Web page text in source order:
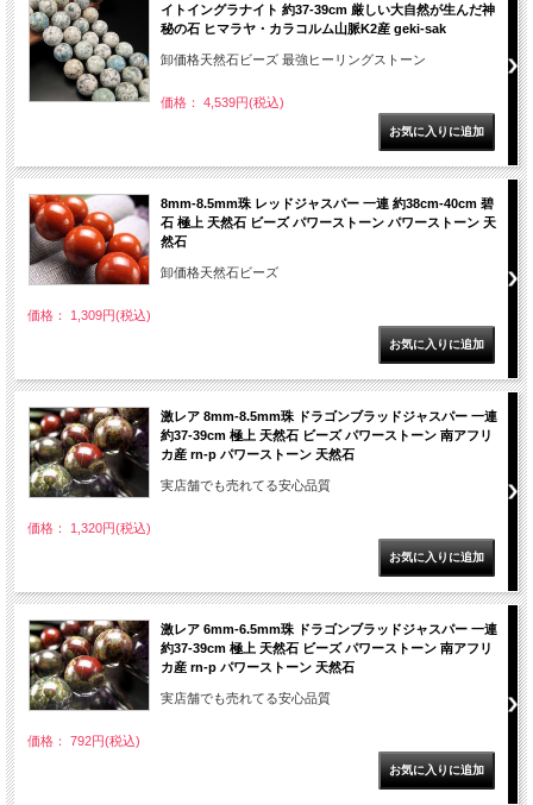
イトイングラナイト 約37-39cm 厳しい大自然が生んだ神
秘の石 ヒマラヤ・カラコルム山脈K2産 geki-sak
卸価格天然石ビーズ 最強ヒーリングストーン
価格： 4,539円(税込)
8mm-8.5mm珠 レッドジャスパー 一連 約38cm-40cm 碧
石 極上 天然石 ビーズ パワーストーン パワーストーン 天
然石
卸価格天然石ビーズ
価格： 1,309円(税込)
激レア 8mm-8.5mm珠 ドラゴンブラッドジャスパー 一連
約37-39cm 極上 天然石 ビーズ パワーストーン 南アフリ
カ産 rn-p パワーストーン 天然石
実店舗でも売れてる安心品質
価格： 1,320円(税込)
激レア 6mm-6.5mm珠 ドラゴンブラッドジャスパー 一連
約37-39cm 極上 天然石 ビーズ パワーストーン 南アフリ
カ産 rn-p パワーストーン 天然石
実店舗でも売れてる安心品質
価格： 792円(税込)